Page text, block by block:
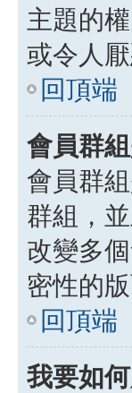
主題的
或令人厭
回頂端
會員群
會員群
群組，
改變多
密性的版
回頂端
我要如